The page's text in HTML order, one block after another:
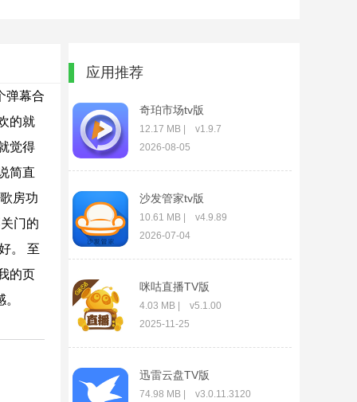
弹幕合
的就
觉得
简直
房功
门的
。 至
的页
应用推荐
奇珀市场tv版
12.17 MB | v1.9.7
2026-08-05
沙发管家tv版
10.61 MB | v4.9.89
2026-07-04
咪咕直播TV版
4.03 MB | v5.1.00
2025-11-25
迅雷云盘TV版
74.98 MB | v3.0.11.3120